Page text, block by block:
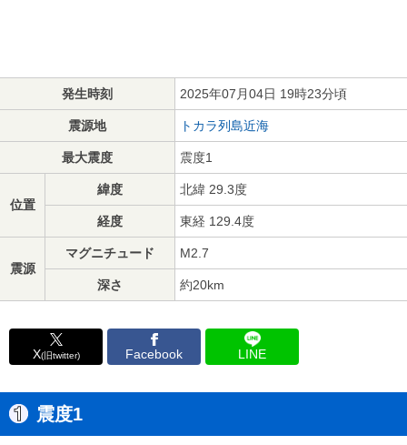
発生時刻 2025年07月04日 19時23分頃
震源地 トカラ列島近海
最大震度 震度1
位置
緯度 北緯 29.3度
経度 東経 129.4度
震源
マグニチュード M2.7
深さ 約20km
X(旧twitter) Facebook LINE
震度1